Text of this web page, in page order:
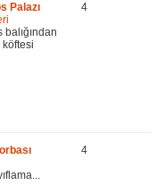
Palazı
balığından
köftesi
4
4